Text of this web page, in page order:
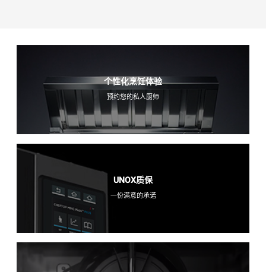
个性化烹饪体验
预约您的私人厨师
UNOX质保
一份满意的承诺